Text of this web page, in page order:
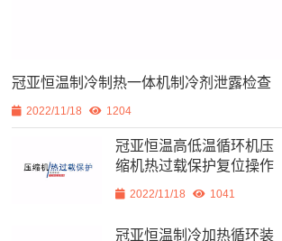
冠亚恒温制冷制热一体机制冷剂泄露检查
2022/11/18 1204
冠亚恒温高低温循环机压
缩机热过载保护复位操作
2022/11/18 1041
冠亚恒温制冷加热循环装